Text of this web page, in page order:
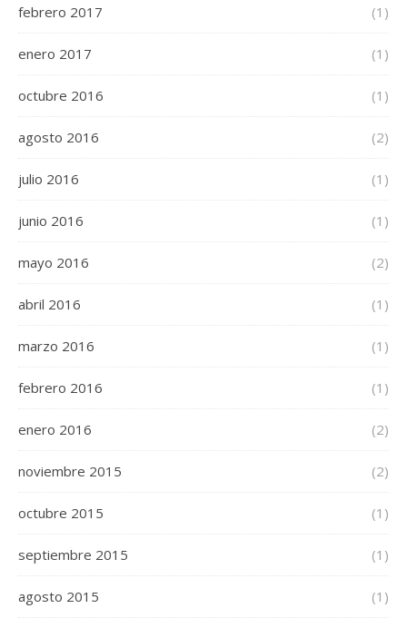
febrero 2017 (1)
enero 2017 (1)
octubre 2016 (1)
agosto 2016 (2)
julio 2016 (1)
junio 2016 (1)
mayo 2016 (2)
abril 2016 (1)
marzo 2016 (1)
febrero 2016 (1)
enero 2016 (2)
noviembre 2015 (2)
octubre 2015 (1)
septiembre 2015 (1)
agosto 2015 (1)